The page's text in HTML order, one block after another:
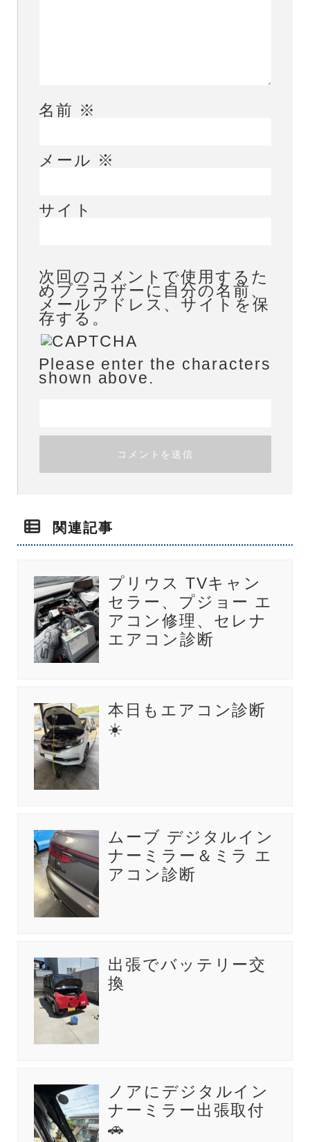
名前 ※
メール ※
サイト
次回のコメントで使用するた
めブラウザーに自分の名前、
メールアドレス、サイトを保
存する。
Please enter the characters
shown above.
関連記事
プリウス TVキャン
セラー、プジョー エ
アコン修理、セレナ
エアコン診断
本日もエアコン診断
☀️
ムーブ デジタルイン
ナーミラー＆ミラ エ
アコン診断
出張でバッテリー交
換
ノアにデジタルイン
ナーミラー出張取付
🚗